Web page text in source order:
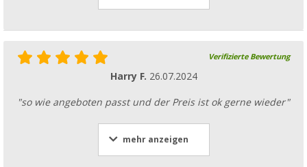
Verifizierte Bewertung
Harry F. 26.07.2024
"so wie angeboten passt und der Preis ist ok gerne wieder"
mehr anzeigen